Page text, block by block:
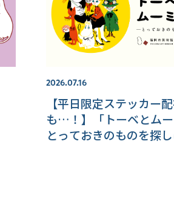
2026.07.16
【平日限定ステッカー
も…！】「トーベとム
とっておきのものを探